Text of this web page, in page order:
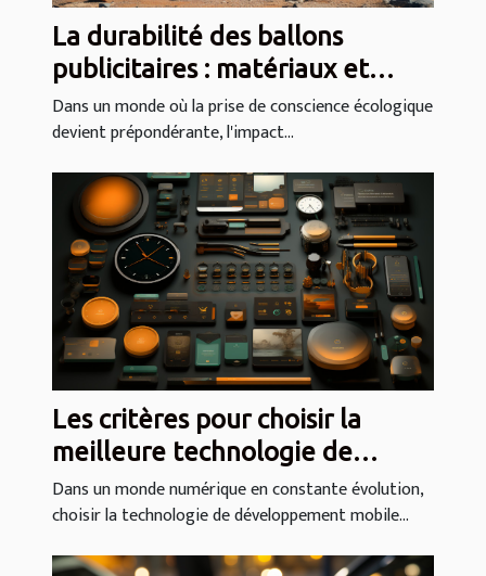
La durabilité des ballons
publicitaires : matériaux et
pratiques éco-responsables
Dans un monde où la prise de conscience écologique
devient prépondérante, l'impact...
Les critères pour choisir la
meilleure technologie de
développement mobile selon
votre projet
Dans un monde numérique en constante évolution,
choisir la technologie de développement mobile...